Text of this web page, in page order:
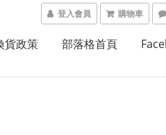
登入會員 購物車
貨政策 部落格首頁